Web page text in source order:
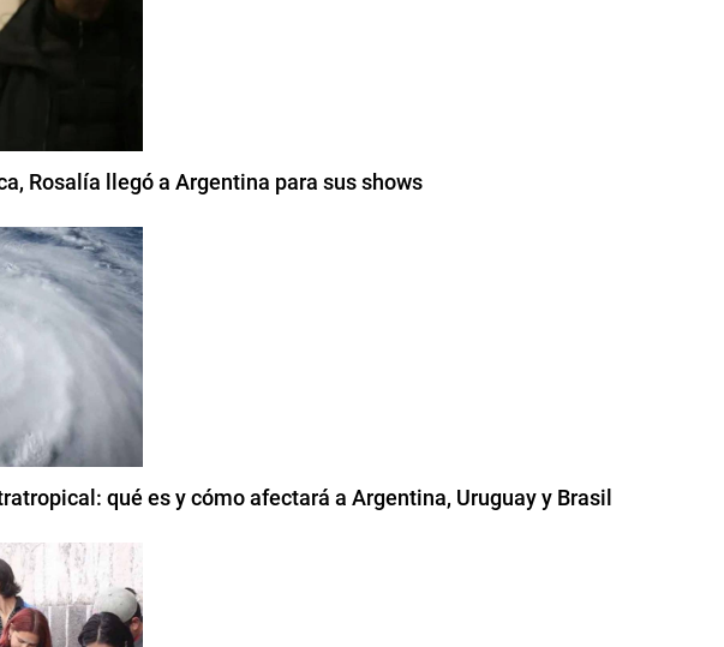
Rosalía llegó a Argentina para sus shows
qué es y cómo afectará a Argentina, Uruguay y Brasil